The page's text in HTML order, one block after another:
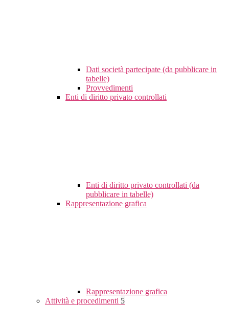
Dati società partecipate (da pubblicare in
tabelle)
Provvedimenti
Enti di diritto privato controllati
Enti di diritto privato controllati (da
pubblicare in tabelle)
Rappresentazione grafica
Rappresentazione grafica
Attività e procedimenti 5